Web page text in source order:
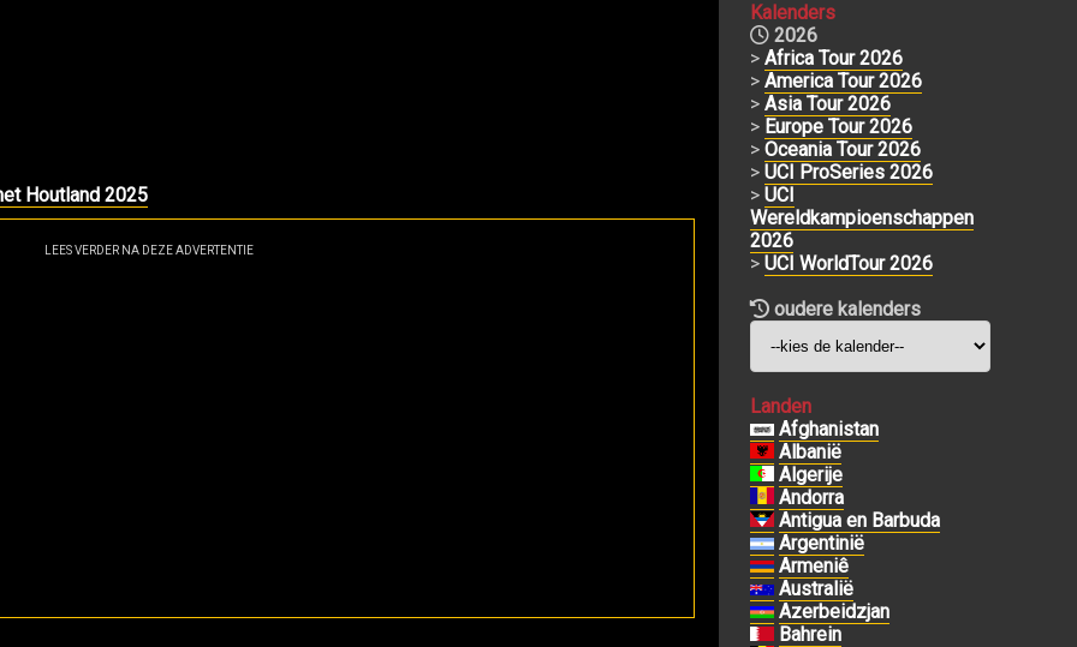
Houtland 2025
LEES VERDER NA DEZE ADVERTENTIE
Kalenders
2026
> Africa Tour 2026
> America Tour 2026
> Asia Tour 2026
> Europe Tour 2026
> Oceania Tour 2026
> UCI ProSeries 2026
> UCI
Wereldkampioenschappen
2026
> UCI WorldTour 2026
oudere kalenders
Landen
Afghanistan
Albanië
Algerije
Andorra
Antigua en Barbuda
Argentinië
Armeniê
Australië
Azerbeidzjan
Bahrein